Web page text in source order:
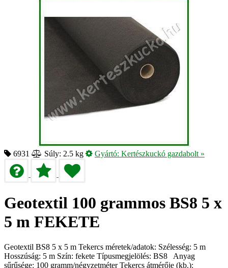
6931 Súly: 2.5 kg Gyártó: Kertészkuckó gazdabolt »
Geotextil 100 grammos BS8 5 x
5 m FEKETE
Geotextil BS8 5 x 5 m Tekercs méretek/adatok: Szélesség: 5 m
Hosszúság: 5 m Szín: fekete Típusmegjelölés: BS8 Anyag
sűrűsége: 100 gramm/négyzetméter Tekercs átmérője (kb.):